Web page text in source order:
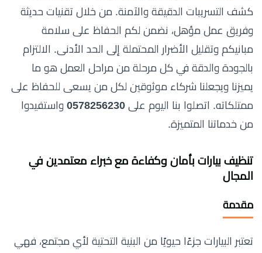
كشف التسريبات الدقيقة والآمنة. من خلال تقنيات حديثة
وفريق عمل مؤهل، نضمن لكم الحفاظ على سلامة
مبانيكم وتقليل الأضرار المحتملة إلى الحد الأدنى. الالتزام
بالجودة والدقة في كل مرحلة من مراحل العمل هو ما
يميزنا ويجعلنا شركاء موثوقين لكل من يسعى للحفاظ على
ممتلكاته. اتصلوا بنا اليوم على 0578256230 واستفيدوا
من خدماتنا المتميزة.
تنظيف بيارات بأمان وكفاءة مع خبراء معتمدين في
المجال
مقدمة
تعتبر البيارات جزءًا حيويًا من البنية التحتية لأي مجتمع، فهي